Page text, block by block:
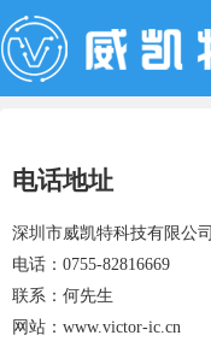
电话地址
深圳市威凯特科技有限公司
电话：0755-82816669
联系：何先生
网站：www.victor-ic.cn